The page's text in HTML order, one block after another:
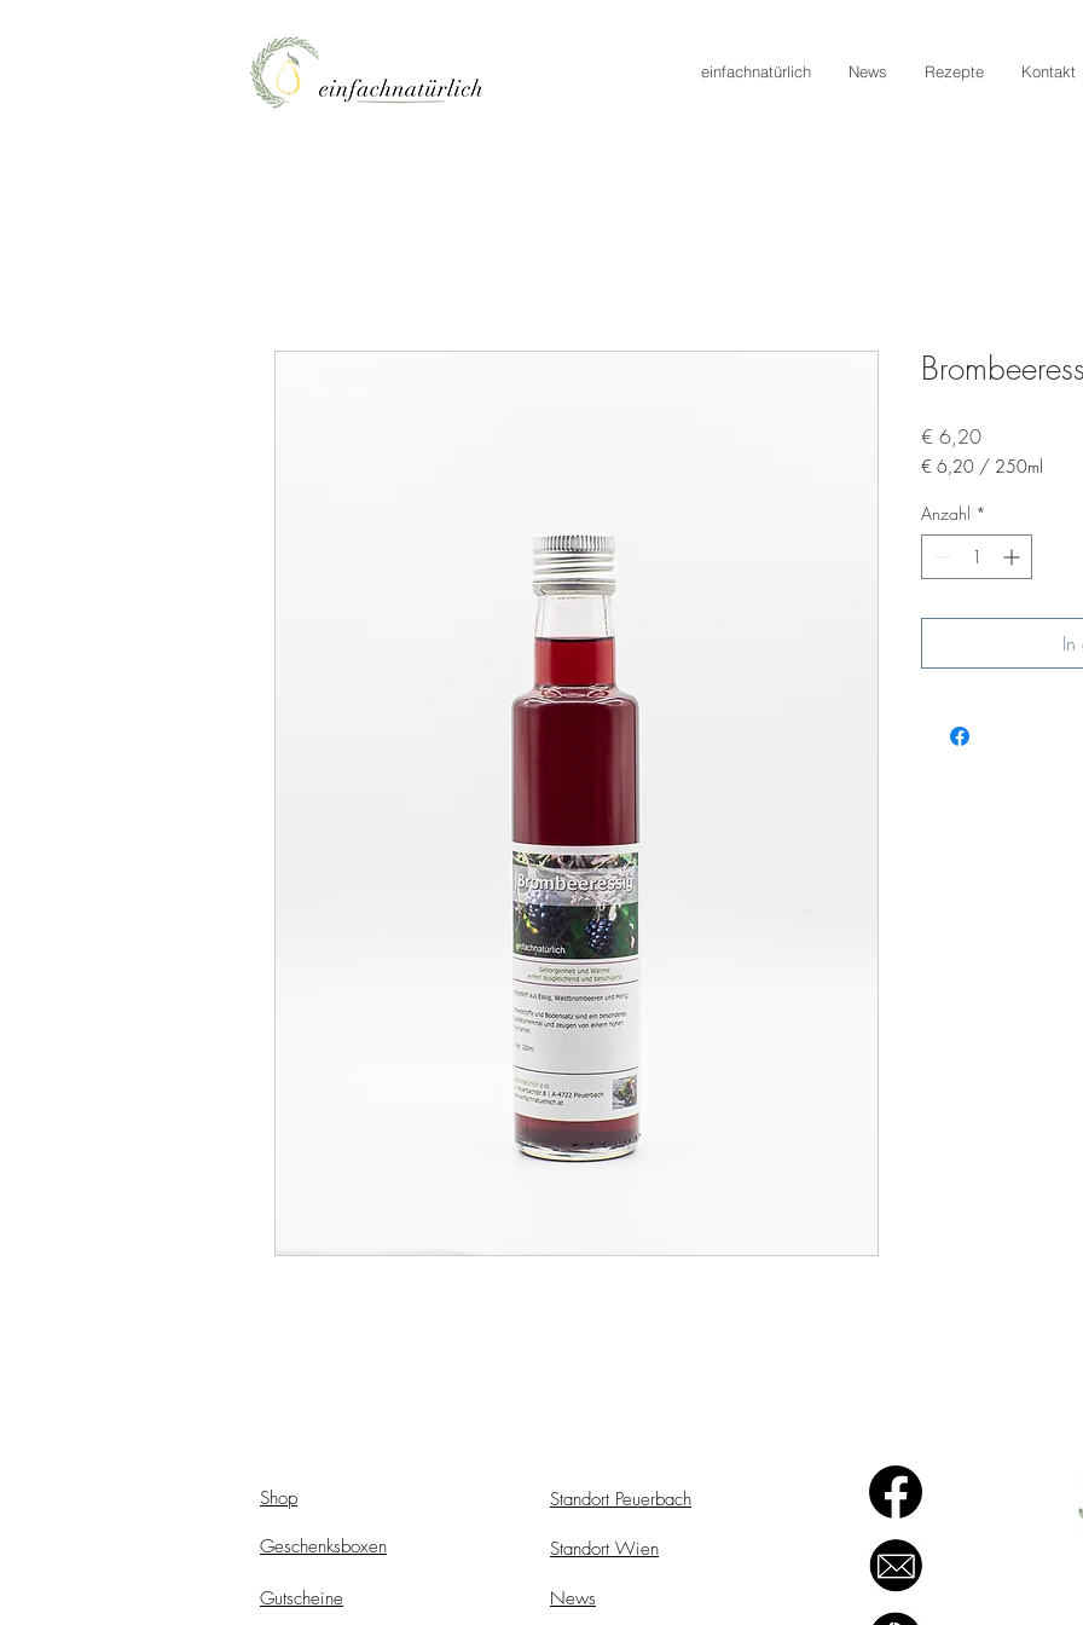
einfachnatürlich News Rezepte Kontakt
€ 6,20Preis
€ 6,20 / 250ml
pro
250
Milliliter
Anzahl *
Shop Standort Peuerbach
News
Geschenksboxen Standort Wien
Gutscheine